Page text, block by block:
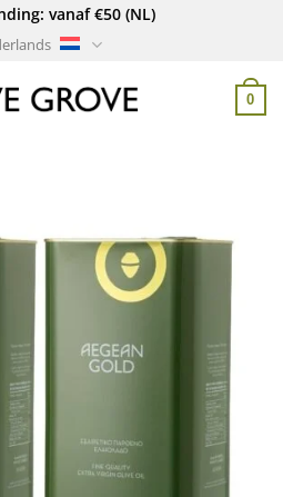
vanaf €50 (NL)
0